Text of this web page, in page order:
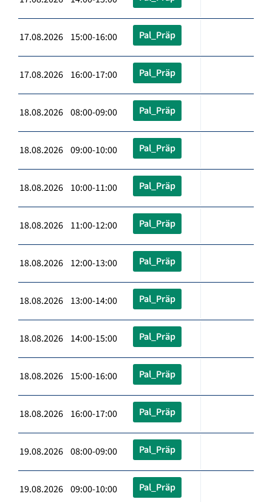
17.08.2026 15:00-16:00 Pal_Präp
17.08.2026 16:00-17:00 Pal_Präp
18.08.2026 08:00-09:00 Pal_Präp
18.08.2026 09:00-10:00 Pal_Präp
18.08.2026 10:00-11:00 Pal_Präp
18.08.2026 11:00-12:00 Pal_Präp
18.08.2026 12:00-13:00 Pal_Präp
18.08.2026 13:00-14:00 Pal_Präp
18.08.2026 14:00-15:00 Pal_Präp
18.08.2026 15:00-16:00 Pal_Präp
18.08.2026 16:00-17:00 Pal_Präp
19.08.2026 08:00-09:00 Pal_Präp
19.08.2026 09:00-10:00 Pal_Präp